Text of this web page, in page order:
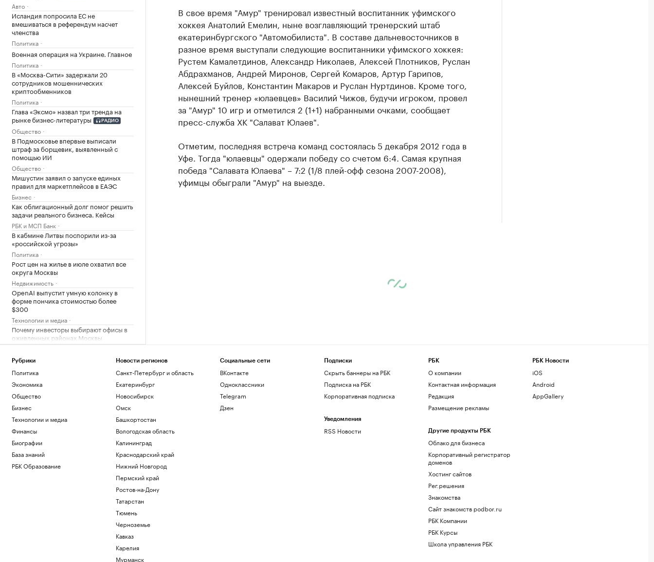
Авто
Исландия попросила ЕС не
вмешиваться в референдум насчет
членства
Политика
Военная операция на Украине. Главное
Политика
В «Москва-Сити» задержали 20
сотрудников мошеннических
криптообменников
Политика
Глава «Эксмо» назвал три тренда на
рынке бизнес-литературы
РАДИО
Общество
В Подмосковье впервые выписали
штраф за борщевик, выявленный с
помощью ИИ
Общество
Мишустин заявил о запуске единых
правил для маркетплейсов в ЕАЭС
Бизнес
Как облигационный долг помог решить
задачи реального бизнеса. Кейсы
РБК и МСП Банк
В кабмине Литвы поспорили из-за
«российской угрозы»
Политика
Рост цен на жилье в июле охватил все
округа Москвы
Недвижимость
OpenAI выпустит умную колонку в
форме пончика стоимостью более
$300
Технологии и медиа
Почему инвесторы выбирают офисы в
оживленных районах Москвы
Патология управления: как высокие
стандарты превращаются в
токсичность
Подписка на РБК
Военная операция на Украине. Онлайн
Политика
Руководителю тоже нужно планировать
развитие. 4 шага, как это сделать
Образование
Что известно об атаках БПЛА на
регионы России. Главное к 7 августа
Политика
В WB сообщили о состоянии товаров
В свое время "Амур" тренировал известный воспитанник уфимского
хоккея Анатолий Емелин, ныне возглавляющий тренерский штаб
екатеринбургского "Автомобилиста". В составе дальневосточников в
разное время выступали следующие воспитанники уфимского хоккея:
Рустем Камалетдинов, Александр Николаев, Алексей Плотников, Руслан
Абдрахманов, Андрей Миронов, Сергей Комаров, Артур Гарипов,
Алексей Буйлов, Константин Макаров и Руслан Нуртдинов. Кроме того,
нынешний тренер «юлаевцев» Василий Чижов, будучи игроком, провел
за "Амур" 10 игр и отметился 2 (1+1) набранными очками, сообщает
пресс-служба ХК "Салават Юлаев".
Отметим, последняя встреча команд состоялась 5 декабря 2012 года в
Уфе. Тогда "юлаевцы" одержали победу со счетом 6:4. Самая крупная
победа "Салавата Юлаева" – 7:2 (1/8 плей-офф сезона 2007-2008),
уфимцы обыграли "Амур" на выезде.
Рубрики
Политика
Экономика
Общество
Бизнес
Технологии и медиа
Финансы
Биографии
База знаний
РБК Образование
Новости регионов
Санкт-Петербург и область
Екатеринбург
Новосибирск
Омск
Башкортостан
Вологодская область
Калининград
Краснодарский край
Нижний Новгород
Пермский край
Ростов-на-Дону
Татарстан
Тюмень
Черноземье
Кавказ
Карелия
Мурманск
Социальные сети
ВКонтакте
Одноклассники
Telegram
Дзен
Подписки
Скрыть баннеры на РБК
Подписка на РБК
Корпоративная подписка
Уведомления
RSS Новости
РБК
О компании
Контактная информация
Редакция
Размещение рекламы
Другие продукты РБК
Облако для бизнеса
Корпоративный регистратор
доменов
Хостинг сайтов
Рег.решения
Знакомства
Сайт знакомств podbor.ru
РБК Компании
РБК Курсы
Школа управления РБК
РБК Новости
iOS
Android
AppGallery